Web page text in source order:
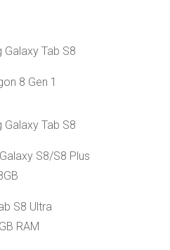
Galaxy Tab S8
8 Gen 1
Galaxy Tab S8
S8/S8 Plus
S8 Ultra
RAM